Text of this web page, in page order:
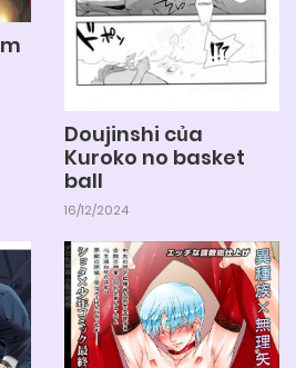
Doujinshi của
Kuroko no basket
ball
16/12/2024